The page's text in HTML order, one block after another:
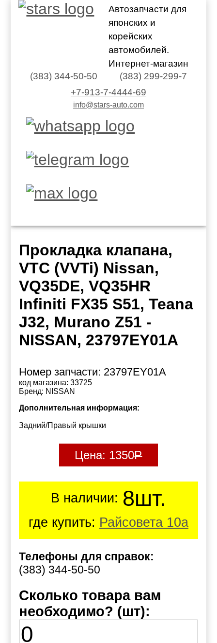
Автозапчасти для
японских и
корейских
автомобилей.
Интернет-магазин
(383) 344-50-50
(383) 299-299-7
+7-913-7-4444-69
info@stars-auto.com
Прокладка клапана,
VTC (VVTi) Nissan,
VQ35DE, VQ35HR
Infiniti FX35 S51, Teana
J32, Murano Z51 -
NISSAN, 23797EY01A
Номер запчасти: 23797EY01A
код магазина: 33725
Бренд: NISSAN
Дополнительная информация:
Задний/Правый крышки
Цена: 1350Р
В наличии: 8шт.
где купить: Райсовета 10а
Телефоны для справок:
(383) 344-50-50
Сколько товара вам
необходимо? (шт):